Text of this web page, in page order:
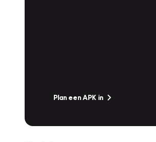
Plan een APK in